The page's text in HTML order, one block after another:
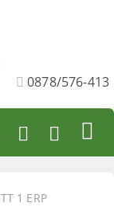
0878/576-413
1 ERP